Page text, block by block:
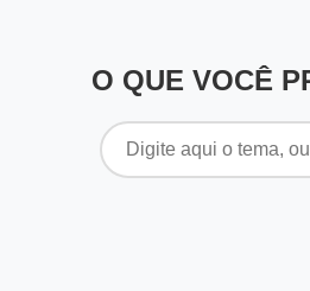
O QUE VOCÊ
Pesquisar
por: